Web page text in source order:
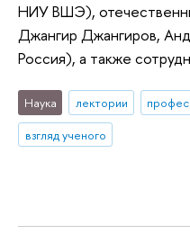
НИУ ВШЭ),
Джангир Джангиров,
Россия), а также
Наука лектории
взгляд ученого